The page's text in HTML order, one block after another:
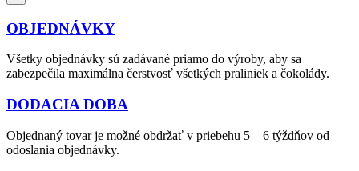
OBJEDNÁVKY
Všetky objednávky sú zadávané priamo do výroby, aby sa
zabezpečila maximálna čerstvosť všetkých praliniek a čokolády.
DODACIA DOBA
Objednaný tovar je možné obdržať v priebehu 5 – 6 týždňov od
odoslania objednávky.